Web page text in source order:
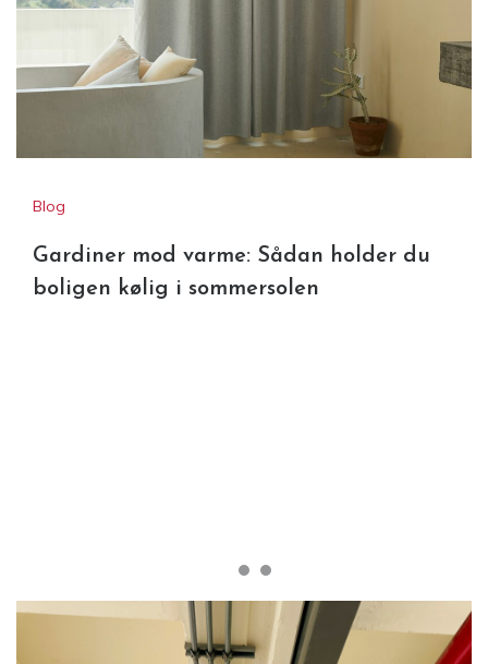
Blog
Gardiner mod varme: Sådan holder du
boligen kølig i sommersolen